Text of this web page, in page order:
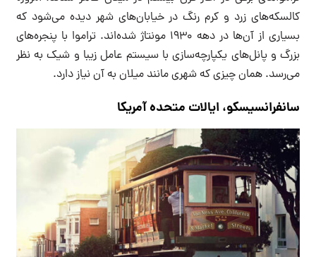
کالسکه‌های زرد و کرم رنگ در خیابان‌های شهر دیده می‌شود که
بسیاری از آن‌ها در دهه ۱۹۳۰ مونتاژ شده‌اند. تراموا با پنجره‌های
بزرگ و پانل‌های یکپارچه‌سازی با سیستم عامل زیبا و شیک به نظر
می‌رسد. همان چیزی که شهری مانند میلان به آن نیاز دارد.
سانفرانسیسکو، ایالات متحده آمریکا